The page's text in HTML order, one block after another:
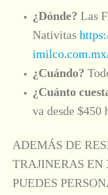
¿Dónde? Las
Nativitas
¿Cuándo?
¿Cuánto
va desde $450
ADEMÁS DE
TRAJINERAS
PUEDES